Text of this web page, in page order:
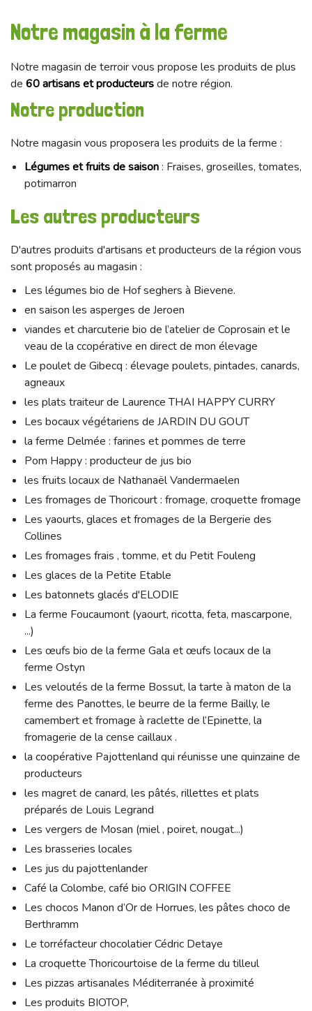
Notre magasin à la ferme
Notre magasin de terroir vous propose les produits de plus
de 60 artisans et producteursde notre région.
Notre production
Notre magasin vous proposera les produits de la ferme :
Légumes et fruits de saison: Fraises, groseilles, tomates,
potimarron
Les autres producteurs
D'autres produits d'artisans et producteurs de la région vous
sont proposés au magasin :
Les légumes bio de Hof seghers à Bievene.
en saison les asperges de Jeroen
viandes et charcuterie bio de l’atelier de Coprosain et le
veau de la ccopérative en direct de mon élevage
Le poulet de Gibecq : élevage poulets, pintades, canards,
agneaux
les plats traiteur de Laurence THAI HAPPY CURRY
Les bocaux végétariens de JARDIN DU GOUT
la ferme Delmée : farines et pommes de terre
Pom Happy : producteur de jus bio
les fruits locaux de Nathanaël Vandermaelen
Les fromages de Thoricourt : fromage, croquette fromage
Les yaourts, glaces et fromages de la Bergerie des
Collines
Les fromages frais , tomme, et du Petit Fouleng
Les glaces de la Petite Etable
Les batonnets glacés d'ELODIE
La ferme Foucaumont (yaourt, ricotta, feta, mascarpone,
...)
Les œufs bio de la ferme Gala et œufs locaux de la
ferme Ostyn
Les veloutés de la ferme Bossut, la tarte à maton de la
ferme des Panottes, le beurre de la ferme Bailly, le
camembert et fromage à raclette de l’Epinette, la
fromagerie de la cense caillaux .
la coopérative Pajottenland qui réunisse une quinzaine de
producteurs
les magret de canard, les pâtés, rillettes et plats
préparés de Louis Legrand
Les vergers de Mosan (miel , poiret, nougat...)
Les brasseries locales
Les jus du pajottenlander
Café la Colombe, café bio ORIGIN COFFEE
Les chocos Manon d’Or de Horrues, les pâtes choco de
Berthramm
Le torréfacteur chocolatier Cédric Detaye
La croquette Thoricourtoise de la ferme du tilleul
Les pizzas artisanales Méditerranée à proximité
Les produits BIOTOP,